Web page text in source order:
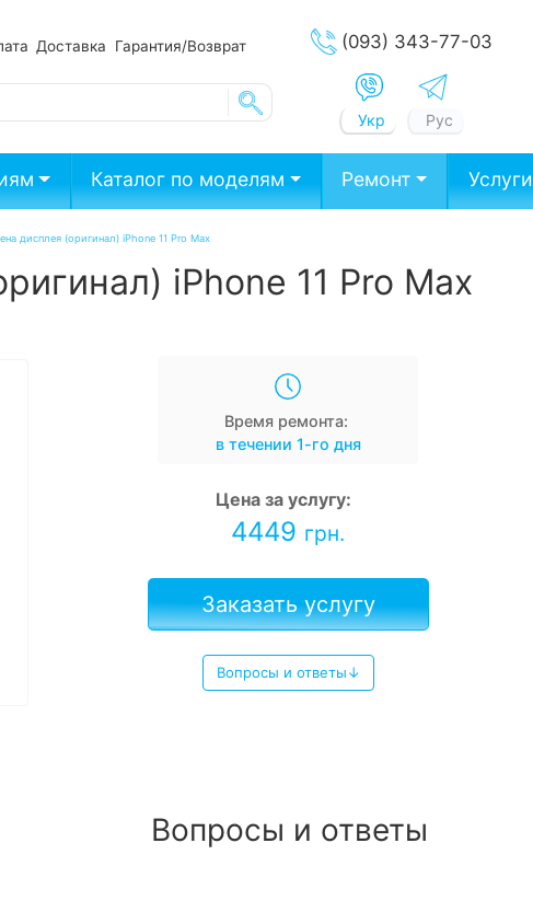
Доставка Гарантия/Возврат (093) 343-77-03
Укр Рус
Каталог по моделям Ремонт Услуги
дисплея (оригинал) iPhone 11 Pro Max
iPhone 11 Pro Max
Время ремонта:
в течении 1-го дня
Цена за услугу:
4449 грн.
Заказать услугу
Вопросы и ответы↓
Вопросы и ответы